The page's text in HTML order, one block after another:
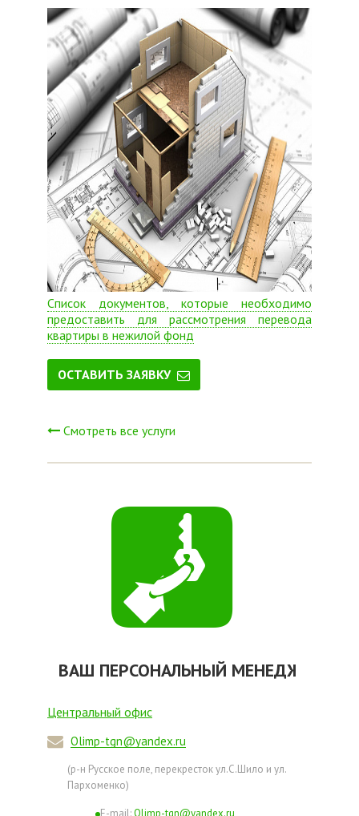
Список документов, которые необходимо
предоставить для рассмотрения перевода
квартиры в нежилой фонд
ОСТАВИТЬ ЗАЯВКУ
Смотреть все услуги
ВАШ ПЕРСОНАЛЬНЫЙ МЕНЕДЖЕР
Центральный офис
Olimp-tgn@yandex.ru
(р-н Русское поле, перекресток ул.С.Шило и ул.
Пархоменко)
Е-mail:Olimp-tgn@yandex.ru